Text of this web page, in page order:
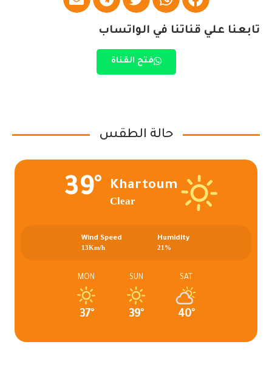
تابعنا علي قناتنا في الواتساب
فتح القناة
حالة الطقس
Khartoum
Clear
39°
Humidity
21%
Wind Speed
13Km/h
SAT
40°
SUN
39°
MON
37°